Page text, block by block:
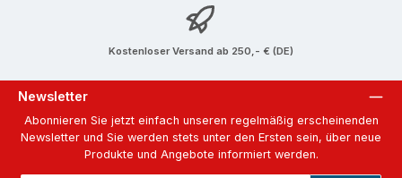
Kostenloser Versand ab 250,- € (DE)
Newsletter
Abonnieren Sie jetzt einfach unseren regelmäßig erscheinenden
Newsletter und Sie werden stets unter den Ersten sein, über neue
Produkte und Angebote informiert werden.